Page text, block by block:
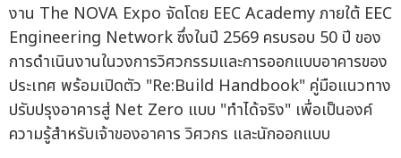
งาน The NOVA Expo จัดโดย EEC Academy ภายใต้ EEC
Engineering Network ซึ่งในปี 2569 ครบรอบ 50 ปี ของ
การดำเนินงานในวงการวิศวกรรมและการออกแบบอาคารของ
ประเทศ พร้อมเปิดตัว "Re:Build Handbook" คู่มือแนวทาง
ปรับปรุงอาคารสู่ Net Zero แบบ "ทำได้จริง" เพื่อเป็นองค์
ความรู้สำหรับเจ้าของอาคาร วิศวกร และนักออกแบบ